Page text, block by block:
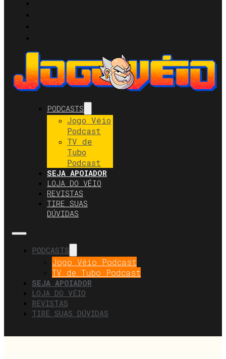
PODCASTS
Jogo Véio
Podcast
TV de
Tubo
Podcast
SEJA APOIADOR
LOJA DO VÉIO
REVISTAS
TIRE SUAS
DÚVIDAS
PODCASTS
Jogo Véio Podcast
TV de Tubo Podcast
SEJA APOIADOR
LOJA DO VÉIO
REVISTAS
TIRE SUAS DÚVIDAS